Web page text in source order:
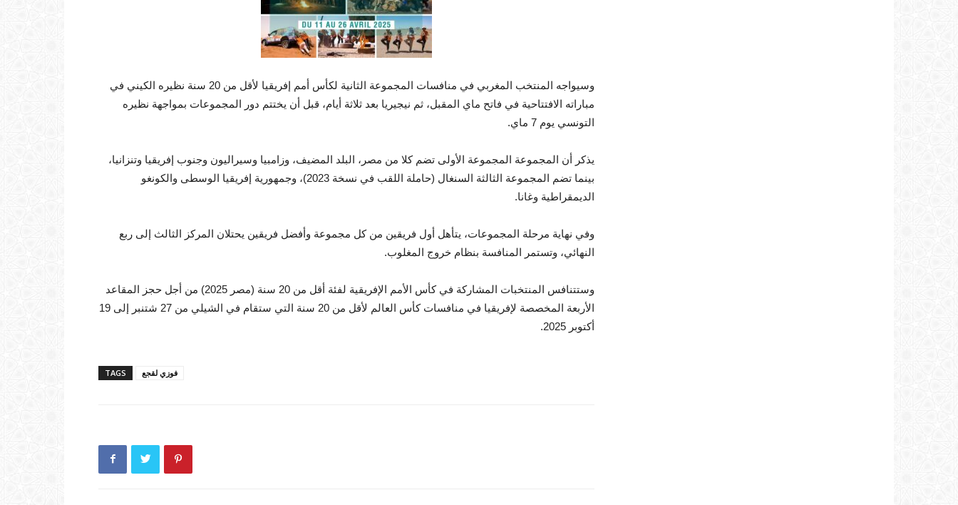
وسيواجه المنتخب المغربي في منافسات المجموعة الثانية لكأس أمم إفريقيا لأقل من 20 سنة نظيره الكيني في
مباراته الافتتاحية في فاتح ماي المقبل، ثم نيجيريا بعد ثلاثة أيام، قبل أن يختتم دور المجموعات بمواجهة نظيره
التونسي يوم 7 ماي.
يذكر أن المجموعة المجموعة الأولى تضم كلا من مصر، البلد المضيف، وزامبيا وسيراليون وجنوب إفريقيا وتنزانيا،
بينما تضم المجموعة الثالثة السنغال (حاملة اللقب في نسخة 2023)، وجمهورية إفريقيا الوسطى والكونغو
الديمقراطية وغانا.
وفي نهاية مرحلة المجموعات، يتأهل أول فريقين من كل مجموعة وأفضل فريقين يحتلان المركز الثالث إلى ربع
النهائي، وتستمر المنافسة بنظام خروج المغلوب.
وستتنافس المنتخبات المشاركة في كأس الأمم الإفريقية لفئة أقل من 20 سنة (مصر 2025) من أجل حجز المقاعد
الأربعة المخصصة لإفريقيا في منافسات كأس العالم لأقل من 20 سنة التي ستقام في الشيلي من 27 شتنبر إلى 19
أكتوبر 2025.
TAGS فوزي لقجع